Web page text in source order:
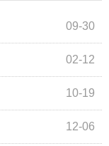
09-30
02-12
10-19
12-06